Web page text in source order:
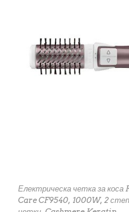
Електрическа четка за
Care CF9540, 1000W, 2